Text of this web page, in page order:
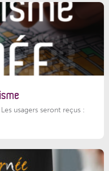
usagers seront reçus :